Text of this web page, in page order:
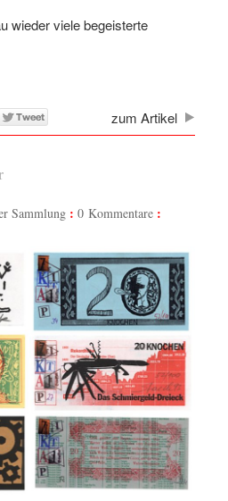
wieder viele begeisterte
zum Artikel
Sammlung
0 Kommentare